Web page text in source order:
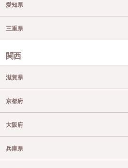
愛知県
三重県
関西
滋賀県
京都府
大阪府
兵庫県